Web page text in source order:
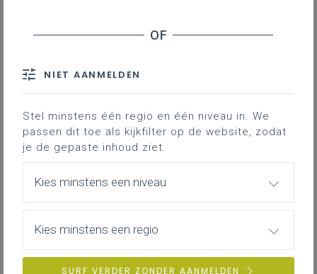
Feedback in de klaspraktijk: praktische handvatten
Evaluatie van feedbackvaardigheden
De leerlingen geven en ontvangen
feedback in verschillende
bewegingsdomeinen (ondersteunende
NIET AANMELDEN
Stel minstens één regio en één niveau in. We
passen dit toe als kijkfilter op de website, zodat
je de gepaste inhoud ziet.
Kies minstens een niveau
Kies minstens een regio
SURF VERDER ZONDER AANMELDEN